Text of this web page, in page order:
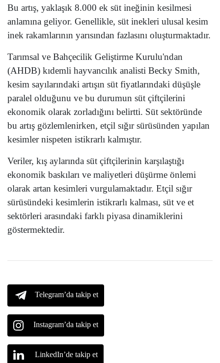
Bu artış, yaklaşık 8.000 ek süt ineğinin kesilmesi
anlamına geliyor. Genellikle, süt inekleri ulusal kesim
inek rakamlarının yarısından fazlasını oluşturmaktadır.
Tarımsal ve Bahçecilik Geliştirme Kurulu'ndan
(AHDB) kıdemli hayvancılık analisti Becky Smith,
kesim sayılarındaki artışın süt fiyatlarındaki düşüşle
paralel olduğunu ve bu durumun süt çiftçilerini
ekonomik olarak zorladığını belirtti. Süt sektöründe
bu artış gözlemlenirken, etçil sığır sürüsünden yapılan
kesimler nispeten istikrarlı kalmıştır.
Veriler, kış aylarında süt çiftçilerinin karşılaştığı
ekonomik baskıları ve maliyetleri düşürme önlemi
olarak artan kesimleri vurgulamaktadır. Etçil sığır
sürüsündeki kesimlerin istikrarlı kalması, süt ve et
sektörleri arasındaki farklı piyasa dinamiklerini
göstermektedir.
Telegram’da takip et
Instagram’da takip et
LinkedIn’de takip et